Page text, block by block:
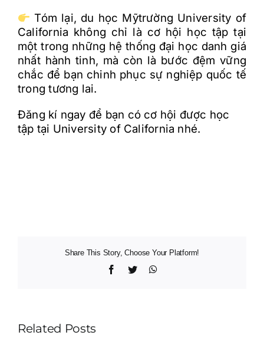
Tóm lại, du học Mỹtrường University of
California không chỉ là cơ hội học tập tại
một trong những hệ thống đại học danh giá
nhất hành tinh, mà còn là bước đệm vững
chắc để bạn chinh phục sự nghiệp quốc tế
trong tương lai.
Đăng kí ngay để bạn có cơ hội được học
tập tại University of California nhé.
Share This Story, Choose Your Platform!
Facebook
Twitter
Related Posts